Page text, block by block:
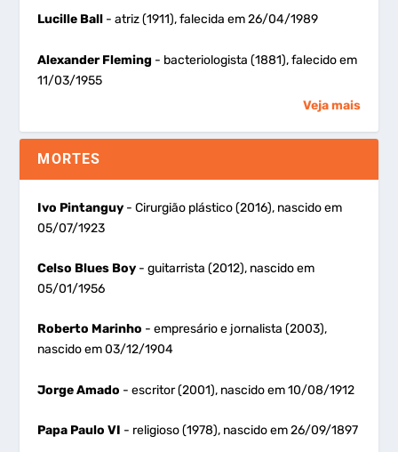
Lucille Ball - atriz (1911), falecida em 26/04/1989
Alexander Fleming - bacteriologista (1881), falecido em
11/03/1955
Veja mais
MORTES
Ivo Pintanguy - Cirurgião plástico (2016), nascido em
05/07/1923
Celso Blues Boy - guitarrista (2012), nascido em
05/01/1956
Roberto Marinho - empresário e jornalista (2003),
nascido em 03/12/1904
Jorge Amado - escritor (2001), nascido em 10/08/1912
Papa Paulo VI - religioso (1978), nascido em 26/09/1897